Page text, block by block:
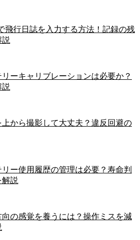
飛行日誌を入力する方法！記録の残
リーキャリブレーションは必要か？
上から撮影して大丈夫？違反回避の
リー使用履歴の管理は必要？寿命判
説
向の感覚を養うには？操作ミスを減